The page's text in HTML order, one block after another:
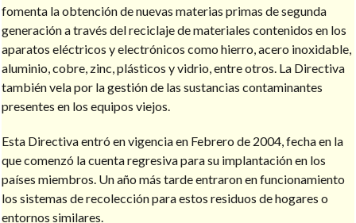
fomenta la obtención de nuevas materias primas de segunda
generación a través del reciclaje de materiales contenidos en los
aparatos eléctricos y electrónicos como hierro, acero inoxidable,
aluminio, cobre, zinc, plásticos y vidrio, entre otros. La Directiva
también vela por la gestión de las sustancias contaminantes
presentes en los equipos viejos.
Esta Directiva entró en vigencia en Febrero de 2004, fecha en la
que comenzó la cuenta regresiva para su implantación en los
países miembros. Un año más tarde entraron en funcionamiento
los sistemas de recolección para estos residuos de hogares o
entornos similares.